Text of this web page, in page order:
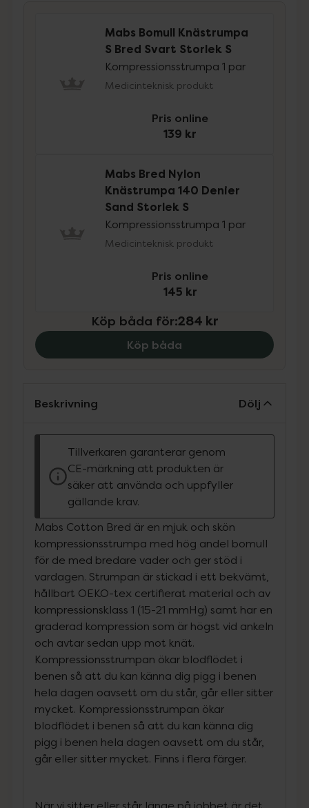
Mabs Bomull Knästrumpa
S Bred Svart Storlek S
Kompressionsstrumpa 1 par
Medicinteknisk produkt
Pris online
139 kr
Mabs Bred Nylon
Knästrumpa 140 Denier
Sand Storlek S
Kompressionsstrumpa 1 par
Medicinteknisk produkt
Pris online
145 kr
Köp båda för:284 kr
Köp båda
Beskrivning Dölj
Tillverkaren garanterar genom
CE-märkning att produkten är
säker att använda och uppfyller
gällande krav.
Mabs Cotton Bred är en mjuk och skön
kompressionsstrumpa med hög andel bomull
för de med bredare vader och ger stöd i
vardagen. Strumpan är stickad i ett bekvämt,
hållbart OEKO-tex certifierat material och av
kompressionsklass 1 (15-21 mmHg) samt har en
graderad kompression som är högst vid ankeln
och avtar sedan upp mot knät.
Kompressionsstrumpan ökar blodflödet i
benen så att du kan känna dig pigg i benen
hela dagen oavsett om du står, går eller sitter
mycket. Kompressionsstrumpan ökar
blodflödet i benen så att du kan känna dig
pigg i benen hela dagen oavsett om du står,
går eller sitter mycket. Finns i flera färger.
När vi sitter eller står länge på jobbet är det